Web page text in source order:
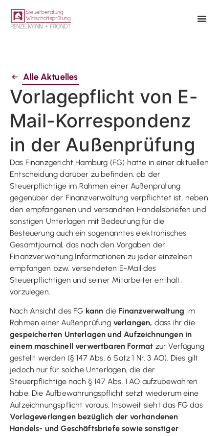
Alle Aktuelles
Vorlagepflicht von E-
Mail-Korrespondenz
in der Außenprüfung
Das Finanzgericht Hamburg (FG) hatte in einer aktuellen
Entscheidung darüber zu befinden, ob der
Steuerpflichtige im Rahmen einer Außenprüfung
gegenüber der Finanzverwaltung verpflichtet ist, neben
den empfangenen und versandten Handelsbriefen und
sonstigen Unterlagen mit Bedeutung für die
Besteuerung auch ein sogenanntes elektronisches
Gesamtjournal, das nach den Vorgaben der
Finanzverwaltung Informationen zu jeder einzelnen
empfangen bzw. versendeten E-Mail des
Steuerpflichtigen und seiner Mitarbeiter enthält,
vorzulegen.
Nach Ansicht des FG kann die Finanzverwaltung im
Rahmen einer Außenprüfung verlangen, dass ihr die
gespeicherten Unterlagen und Aufzeichnungen in
einem maschinell verwertbaren Format zur Verfügung
gestellt werden (§ 147 Abs. 6 Satz 1 Nr. 3 AO). Dies gilt
jedoch nur für solche Unterlagen, die der
Steuerpflichtige nach § 147 Abs. 1 AO aufzubewahren
habe. Die Aufbewahrungspflicht setzt wiederum eine
Aufzeichnungspflicht voraus. Insoweit sieht das FG das
Vorlageverlangen bezüglich der vorhandenen
Handels- und Geschäftsbriefe sowie sonstiger